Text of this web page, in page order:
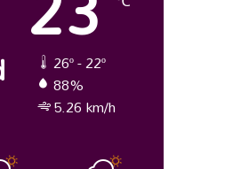
26º - 22º
88%
5.26 km/h